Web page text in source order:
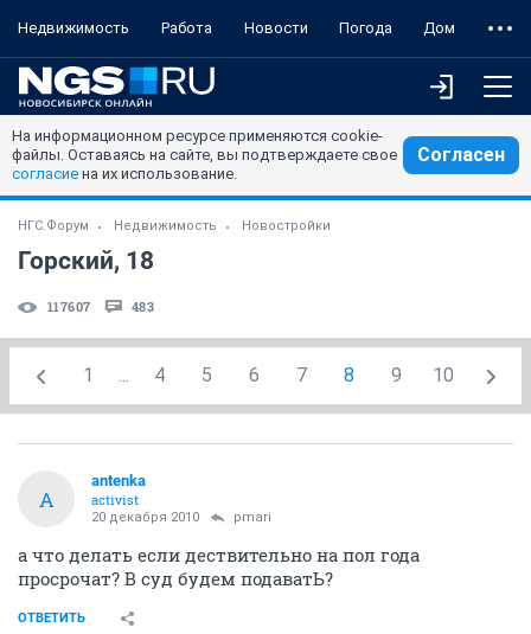
Недвижимость Работа Новости Погода Дом
На информационном ресурсе применяются cookie-
файлы. Оставаясь на сайте, вы подтверждаете свое
согласие на их использование.
Согласен
НГС.Форум Недвижимость Новостройки
Горский, 18
117607 483
1 ... 4 5 6 7 8 9 10
A
antenka
activist
20 декабря 2010 pmari
а что делать если дествительно на пол года
просрочат? В суд будем подаватЬ?
ОТВЕТИТЬ